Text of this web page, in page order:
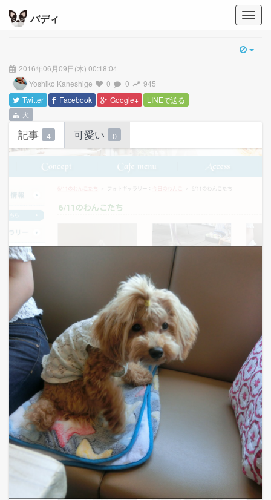
バディ
2016年06月09日(木) 00:18:04
Yoshiko Kaneshige
0 0
945
Twitter
Facebook Google+ LINEで送る
犬
記事 4 可愛い 0